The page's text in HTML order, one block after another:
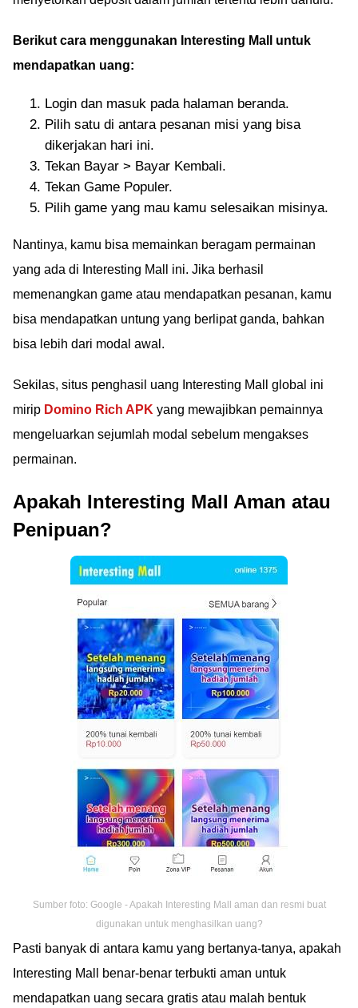
Berikut cara menggunakan Interesting Mall untuk
mendapatkan uang:
Login dan masuk pada halaman beranda.
Pilih satu di antara pesanan misi yang bisa
dikerjakan hari ini.
Tekan Bayar > Bayar Kembali.
Tekan Game Populer.
Pilih game yang mau kamu selesaikan misinya.
Nantinya, kamu bisa memainkan beragam permainan
yang ada di Interesting Mall ini. Jika berhasil
memenangkan game atau mendapatkan pesanan, kamu
bisa mendapatkan untung yang berlipat ganda, bahkan
bisa lebih dari modal awal.
Sekilas, situs penghasil uang Interesting Mall global ini
mirip Domino Rich APK yang mewajibkan pemainnya
mengeluarkan sejumlah modal sebelum mengakses
permainan.
Apakah Interesting Mall Aman atau
Penipuan?
Sumber foto: Google - Apakah Interesting Mall aman dan resmi buat
digunakan untuk menghasilkan uang?
Pasti banyak di antara kamu yang bertanya-tanya, apakah
Interesting Mall benar-benar terbukti aman untuk
mendapatkan uang secara gratis atau malah bentuk